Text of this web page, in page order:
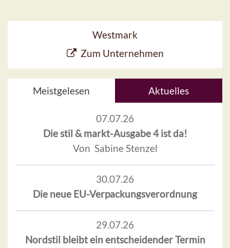
Westmark
Zum Unternehmen
Meistgelesen Aktuelles
07.07.26
Die stil & markt-Ausgabe 4 ist da!
Von Sabine Stenzel
30.07.26
Die neue EU-Verpackungsverordnung
29.07.26
Nordstil bleibt ein entscheidender Termin